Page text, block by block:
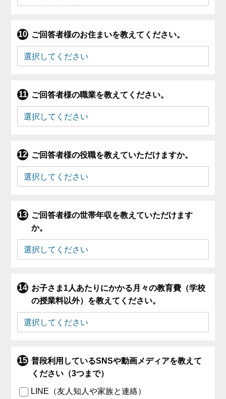
ご回答者様のお住まいを教えてください。
ご回答者様の職業を教えてください。
ご回答者様の役職を教えていただけますか。
ご回答者様の世帯年収を教えていただけます
か。
お子さま1人あたりにかかる月々の教育費（学校
の授業料以外）を教えてください。
普段利用しているSNSや動画メディアを教えて
ください（3つまで）
LINE（友人知人や家族と連絡）